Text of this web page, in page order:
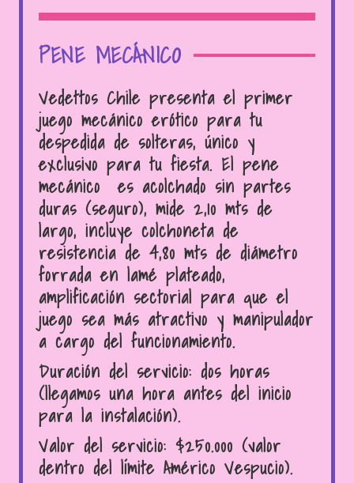
PENE MECÁNICO
Vedettos Chile presenta el primer
juego mecánico erótico para tu
despedida de solteras, único y
exclusivo para tu fiesta. El pene
mecánico es acolchado sin partes
duras (seguro), mide 2,10 mts de
largo, incluye colchoneta de
resistencia de 4,80 mts de diámetro
forrada en lamé plateado,
amplificación sectorial para que el
juego sea más atractivo y manipulador
a cargo del funcionamiento.
Duración del servicio: dos horas
(llegamos una hora antes del inicio
para la instalación).
Valor del servicio: $250.000 (valor
dentro del límite Américo Vespucio).